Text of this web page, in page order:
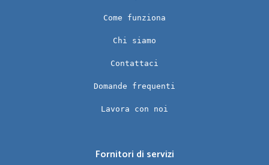
Come funziona
Chi siamo
Contattaci
Domande frequenti
Lavora con noi
Fornitori di servizi